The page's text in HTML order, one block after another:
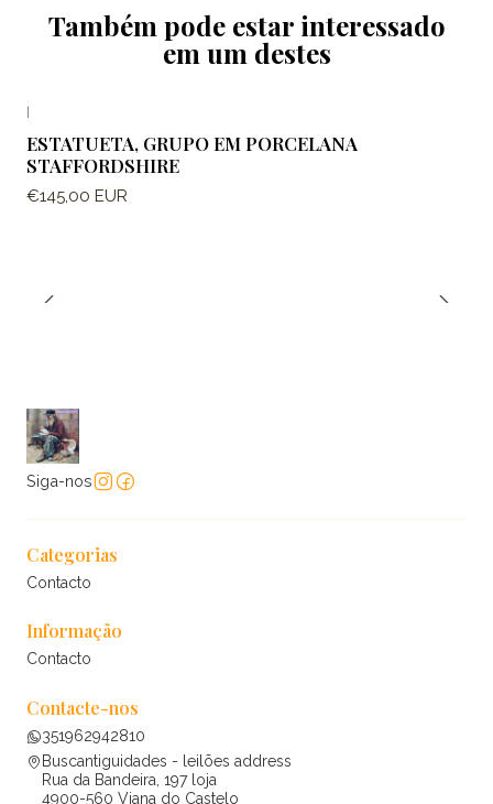
Também pode estar interessado
em um destes
ESTATUETA, GRUPO EM PORCELANA
STAFFORDSHIRE
€145,00 EUR
Siga-nos
Categorias
Contacto
Informação
Contacto
Contacte-nos
351962942810
Buscantiguidades - leilões address
Rua da Bandeira, 197 loja
4900-560 Viana do Castelo